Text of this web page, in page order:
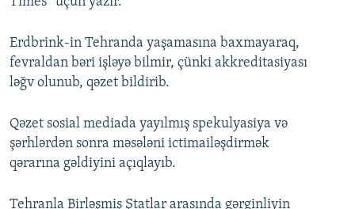
Erdbrink-in Tehranda yaşamasına baxmayaraq,
fevraldan bəri işləyə bilmir, çünki akkreditasiyası
ləğv olunub, qəzet bildirib.
Qəzet sosial mediada yayılmış spekulyasiya və
şərhlərdən sonra məsələni ictimailəşdirmək
qərarına gəldiyini açıqlayıb.
Tehranla Birləşmiş Ştatlar arasında gərginliyin